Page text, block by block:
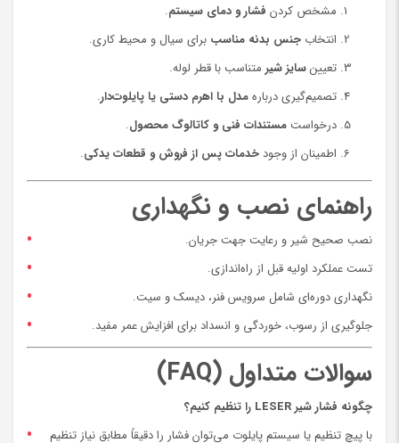
مشخص کردن فشار و دمای سیستم.
انتخاب جنس بدنه مناسب برای سیال و محیط کاری.
تعیینسایز شیر متناسب با قطر لوله.
تصمیم‌گیری دربارهمدل با اهرم دستی یا پایلوت‌دار.
درخواست مستندات فنی و کاتالوگ محصول.
اطمینان از وجودخدمات پس از فروش و قطعات یدکی.
راهنمای نصب و نگهداری
نصب صحیح شیر و رعایت جهت جریان.
تست عملکرد اولیه قبل از راه‌اندازی.
نگهداری دوره‌ای شامل سرویس فنر، دیسک و سیت.
جلوگیری از رسوب، خوردگی و انسداد برای افزایش عمر مفید.
سوالات متداول (FAQ)
چگونه فشار شیر LESER را تنظیم کنیم؟
با پیچ تنظیم یا سیستم پایلوت می‌توان فشار را دقیقاً مطابق نیاز تنظیم